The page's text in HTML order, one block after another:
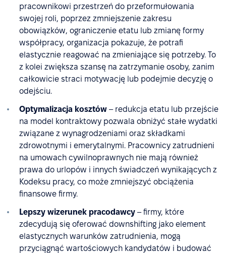
pracownikowi przestrzeń do przeformułowania
swojej roli, poprzez zmniejszenie zakresu
obowiązków, ograniczenie etatu lub zmianę formy
współpracy, organizacja pokazuje, że potrafi
elastycznie reagować na zmieniające się potrzeby. To
z kolei zwiększa szansę na zatrzymanie osoby, zanim
całkowicie straci motywację lub podejmie decyzję o
odejściu.
Optymalizacja kosztów – redukcja etatu lub przejście
na model kontraktowy pozwala obniżyć stałe wydatki
związane z wynagrodzeniami oraz składkami
zdrowotnymi i emerytalnymi. Pracownicy zatrudnieni
na umowach cywilnoprawnych nie mają również
prawa do urlopów i innych świadczeń wynikających z
Kodeksu pracy, co może zmniejszyć obciążenia
finansowe firmy.
Lepszy wizerunek pracodawcy – firmy, które
zdecydują się oferować downshifting jako element
elastycznych warunków zatrudnienia, mogą
przyciągnąć wartościowych kandydatów i budować